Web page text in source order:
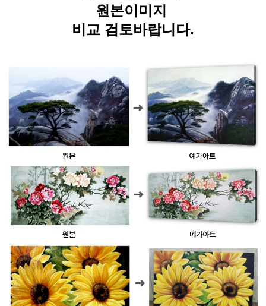
원본이미지
비교 검토바랍니다.